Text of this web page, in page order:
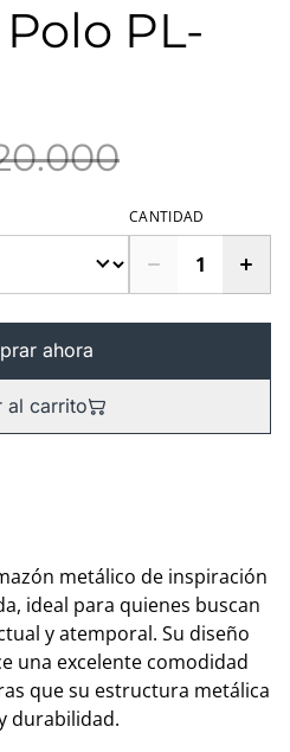
PL-
CANTIDAD
ahora
al carrito
metálico de inspiración
ideal para quienes buscan
y atemporal. Su diseño
una excelente comodidad
que su estructura metálica
durabilidad.